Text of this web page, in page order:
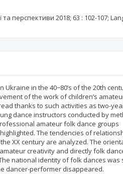
та перспективи 2018; 63 : 102-107;
in the 40−80’s of the 20th
of the work of children’s
thanks to such activities as two-
dance instructors conducted by
amateur folk dance groups
The tendencies of
XX century are analyzed. The
creativity and directly folk
national identity of folk dances was
dancer-performer disappeared.